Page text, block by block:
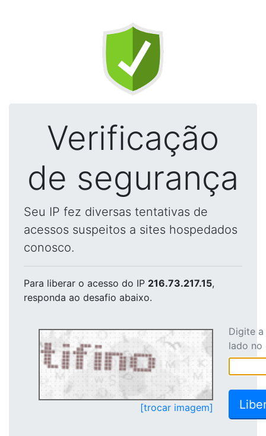
Verificação
de segurança
Seu IP fez diversas tentativas de
acessos suspeitos a sites hospedados
conosco.
Para liberar o acesso do IP 216.73.217.15,
responda ao desafio abaixo.
[trocar imagem]
Digite
lado no